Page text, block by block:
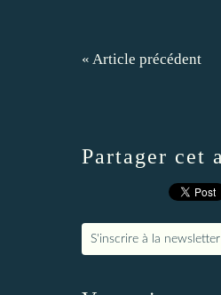
« Article précédent
Partager cet
S'inscrire à la newsletter